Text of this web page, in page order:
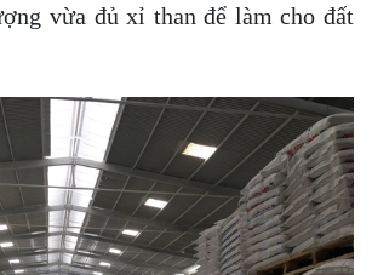
vừa đủ xỉ than để làm cho đất